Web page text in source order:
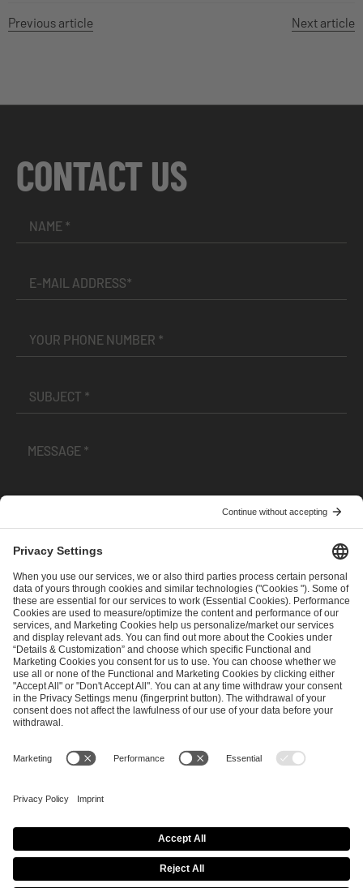
Previous article Next article
CONTACT US
andPrivacy Policy
SEND MESSAGE
CAREER MEDIA RIGHTS
Imprint
Privacy Policy Cookie Policy
Terms of Use
Copyright Policy
Procurement Policy Whistleblowing